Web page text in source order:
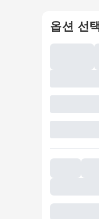
옵션 선택